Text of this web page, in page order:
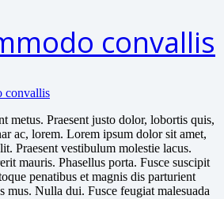
convallis
metus. Praesent justo dolor, lobortis quis,
ac, lorem. Lorem ipsum dolor sit amet,
Praesent vestibulum molestie lacus.
mauris. Phasellus porta. Fusce suscipit
penatibus et magnis dis parturient
mus. Nulla dui. Fusce feugiat malesuada